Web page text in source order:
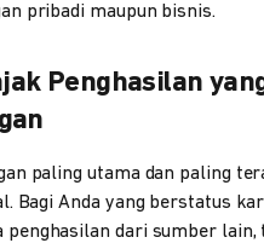
pribadi maupun bisnis.
Penghasilan
paling utama dan paling
Bagi Anda yang berstatus
penghasilan dari sumber lain,